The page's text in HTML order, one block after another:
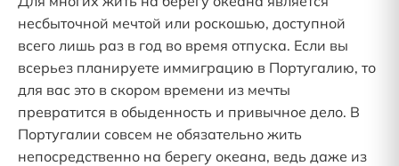
несбыточной мечтой или роскошью, доступной
всего лишь раз в год во время отпуска. Если вы
всерьез планируете иммиграцию в Португалию, то
для вас это в скором времени из мечты
превратится в обыденность и привычное дело. В
Португалии совсем не обязательно жить
непосредственно на берегу океана, ведь даже из